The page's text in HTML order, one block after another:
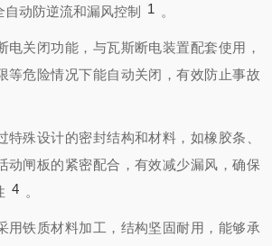
动防逆流和漏风控制
1 。
电关闭功能，与瓦斯断电装置配套使用，
等危险情况下能自动关闭，有效防止事故
特殊设计的密封结构和材料，如橡胶条、
动闸板的紧密配合，有效减少漏风，确保
4 。
用铁质材料加工，结构坚固耐用，能够承